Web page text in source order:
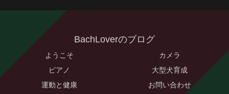
BachLoverのブログ
ようこそ
カメラ
ピアノ
大型犬育成
運動と健康
お問い合わせ